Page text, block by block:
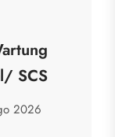
SCS
2026